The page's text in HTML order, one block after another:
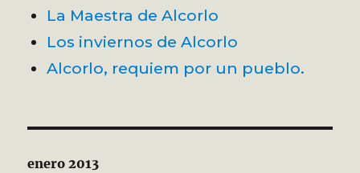
La Maestra de Alcorlo
Los inviernos de Alcorlo
Alcorlo, requiem por un pueblo.
enero 2013